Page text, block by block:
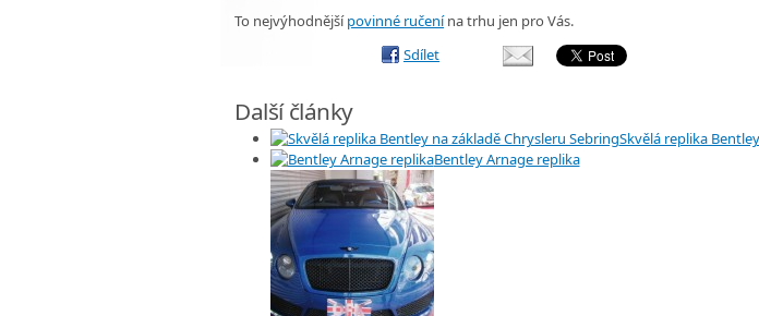
To nejvýhodnějšípovinné ručenína trhu jen pro Vás.
Sdílet
Další články
Skvělá replika
Bentley Arnage replika